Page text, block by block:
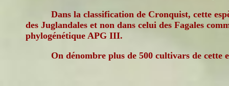
Dans la classification de Cronquist, cette
des Juglandales et non dans celui des Fagales
phylogénétique APG III.
On dénombre plus de 500 cultivars de cette